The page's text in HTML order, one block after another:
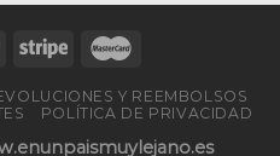
Y REEMBOLSOS
POLÍTICA DE PRIVACIDAD